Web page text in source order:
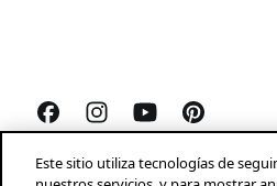
Este sitio utiliza tecnologías de